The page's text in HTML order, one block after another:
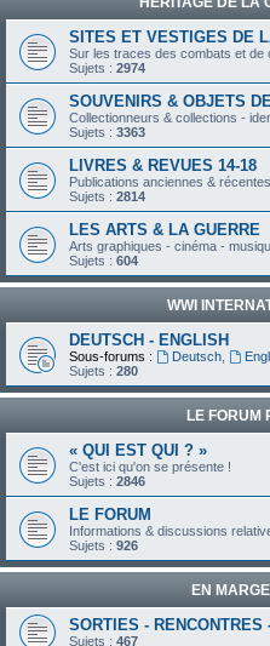
SITES ET VESTIGES DE
Sur les traces des combats et de
Sujets : 2974
SOUVENIRS & OBJETS
Collectionneurs & collections -
Sujets : 3363
LIVRES & REVUES 14-18
Publications anciennes & récentes
Sujets : 2814
LES ARTS & LA GUERRE
Arts graphiques - cinéma -
Sujets : 604
WWI
DEUTSCH - ENGLISH
Sous-forums : Deutsch,
Sujets : 280
LE FORUM
« QUI EST QUI ? »
C'est ici qu'on se présente !
Sujets : 2846
LE FORUM
Informations & discussions
Sujets : 926
EN
SORTIES - RENCONTRES
Sujets : 467